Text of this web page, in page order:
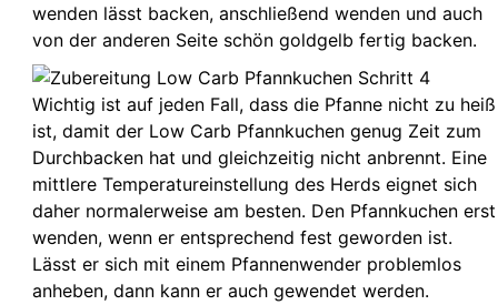
wenden lässt backen, anschließend wenden und auch
von der anderen Seite schön goldgelb fertig backen.
Wichtig ist auf jeden Fall, dass die Pfanne nicht zu heiß
ist, damit der Low Carb Pfannkuchen genug Zeit zum
Durchbacken hat und gleichzeitig nicht anbrennt. Eine
mittlere Temperatureinstellung des Herds eignet sich
daher normalerweise am besten. Den Pfannkuchen erst
wenden, wenn er entsprechend fest geworden ist.
Lässt er sich mit einem Pfannenwender problemlos
anheben, dann kann er auch gewendet werden.